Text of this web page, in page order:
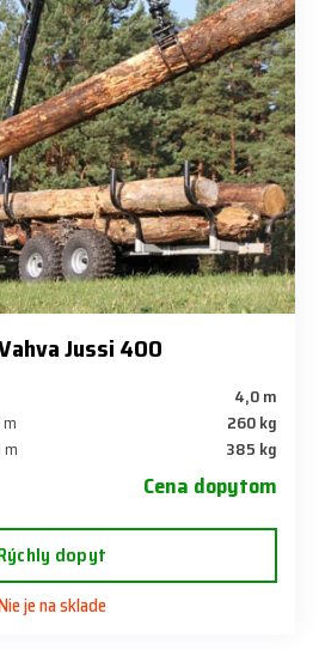
Jussi 400
4,0 m
260 kg
385 kg
Cena dopytom
dopyt
je na sklade